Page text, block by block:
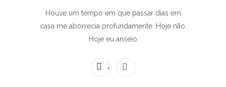
Houve um tempo em que passar dias em
casa me aborrecia profundamente. Hoje não.
Hoje eu anseio
4 COMENTÁRIOS